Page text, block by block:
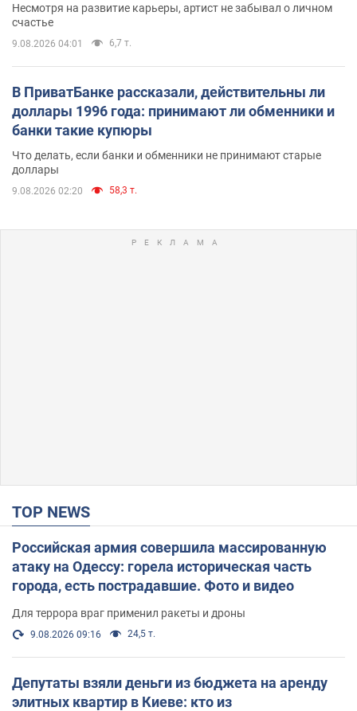
Несмотря на развитие карьеры, артист не забывал о личном
счастье
9.08.2026 04:01 6,7 т.
В ПриватБанке рассказали, действительны ли
доллары 1996 года: принимают ли обменники и
банки такие купюры
Что делать, если банки и обменники не принимают старые
доллары
9.08.2026 02:20 58,3 т.
TOP NEWS
Российская армия совершила массированную
атаку на Одессу: горела историческая часть
города, есть пострадавшие. Фото и видео
Для террора враг применил ракеты и дроны
9.08.2026 09:16 24,5 т.
Депутаты взяли деньги из бюджета на аренду
элитных квартир в Киеве: кто из